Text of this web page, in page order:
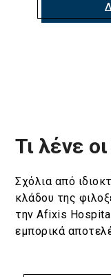
Τι λένε
Σχόλια από
κλάδου της
την Afixis
εμπορικά